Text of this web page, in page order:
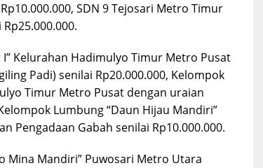
SDN 9 Tejosari Metro Timur
Kelurahan Hadimulyo Timur Metro Pusat
Padi) senilai Rp20.000.000, Kelompok
Timur Metro Pusat dengan uraian
Lumbung “Daun Hijau Mandiri”
Pengadaan Gabah senilai Rp10.000.000.
Mina Mandiri” Puwosari Metro Utara